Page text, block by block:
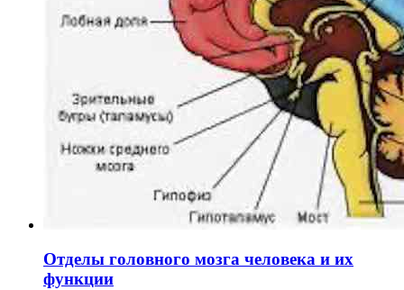
Отделы головного мозга человека и их
функции